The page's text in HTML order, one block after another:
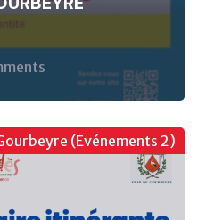
(Evénements 2)